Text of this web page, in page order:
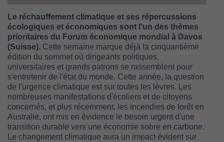
Le réchauffement climatique et ses répercussions
écologiques et économiques sont l'un des thèmes
prioritaires du Forum économique mondial à Davos
(Suisse). Cette semaine marque déjà la cinquantième
édition du sommet où dirigeants politiques,
universitaires et grands patrons se rassemblent pour
s'entretenir de l'état du monde. Cette année, la question
de l'urgence climatique est sur toutes les lèvres. Les
nombreuses manifestations d'écoliers et de citoyens
concernés, et plus récemment, les incendies de forêt en
Australie, ont mis en évidence le besoin urgent d'une
transition durable vers une économie sobre en carbone.
Le changement climatique aura un impact évident sur